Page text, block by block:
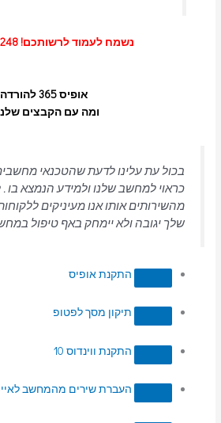
נשמח לעמוד לרשותכם! 054-6341248
אופיס 365 להורדה
ומה עם הקבצים
בכול עת עלינו לדעת שהטכנאי
כראוי למחשב שלנו ולמידע הנמצא בו
מהשירותים אותו אנו מעיניקים
שלך יגובה ולא יימחק באף טיפול
התקנת אופיס
תיקון מסך לפטופ
התקנת ווינדוס 10
העברת שירים מהמחשב